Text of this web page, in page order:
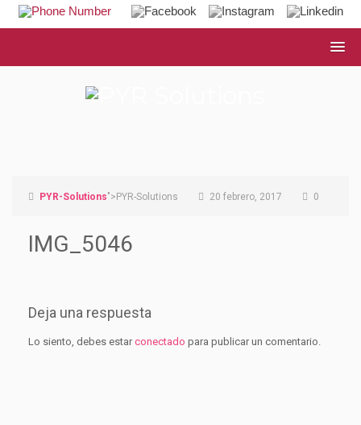
PYR-Solutions">PYR-Solutions 20 febrero, 2017 0
IMG_5046
Deja una respuesta
Lo siento, debes estarconectado para publicar un comentario.